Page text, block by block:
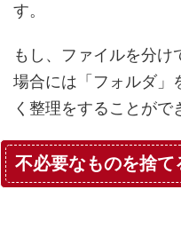
す。
もし、ファイルを分け
場合には「フォルダ」
く整理をすることがで
不必要なものを捨て